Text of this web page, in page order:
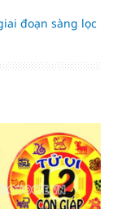
đoạn sàng lọc